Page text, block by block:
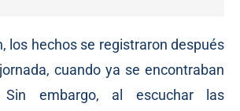
los hechos se registraron después
cuando ya se encontraban
embargo, al escuchar las